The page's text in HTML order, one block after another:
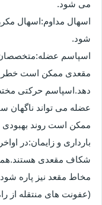
می شود.
اسهال مداوم:اسهال
شود.
اسپاسم عضله:متخصصان
مقعدی ممکن است خطر
دهد.اسپاسم حرکتی
عضله می تواند
ممکن است روند بهبودی
بارداری و زایمان:در
شکاف مقعدی
مخاط مقعد نیز پاره شود